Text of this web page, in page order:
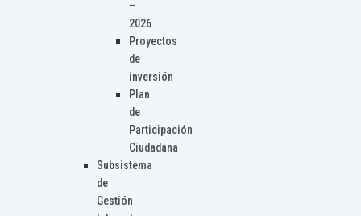
–
2026
Proyectos
de
inversión
Plan
de
Participación
Ciudadana
Subsistema
de
Gestión